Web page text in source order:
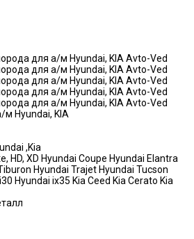
Hyundai, KIA
,Kia
HD, XD Hyundai Coupe Hyundai Elantra
Hyundai Trajet Hyundai Tucson
Hyundai ix35 Kia Ceed Kia Cerato Kia